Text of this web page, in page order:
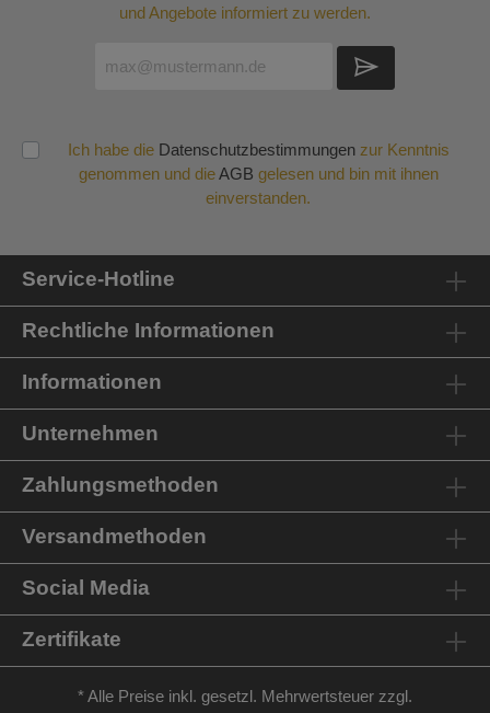
und Angebote informiert zu werden.
Ich habe die Datenschutzbestimmungenzur Kenntnis
genommen und dieAGB gelesen und bin mit ihnen
einverstanden.
Service-Hotline
Rechtliche Informationen
Informationen
Unternehmen
Zahlungsmethoden
Versandmethoden
Social Media
Zertifikate
* Alle Preise inkl. gesetzl. Mehrwertsteuer zzgl.